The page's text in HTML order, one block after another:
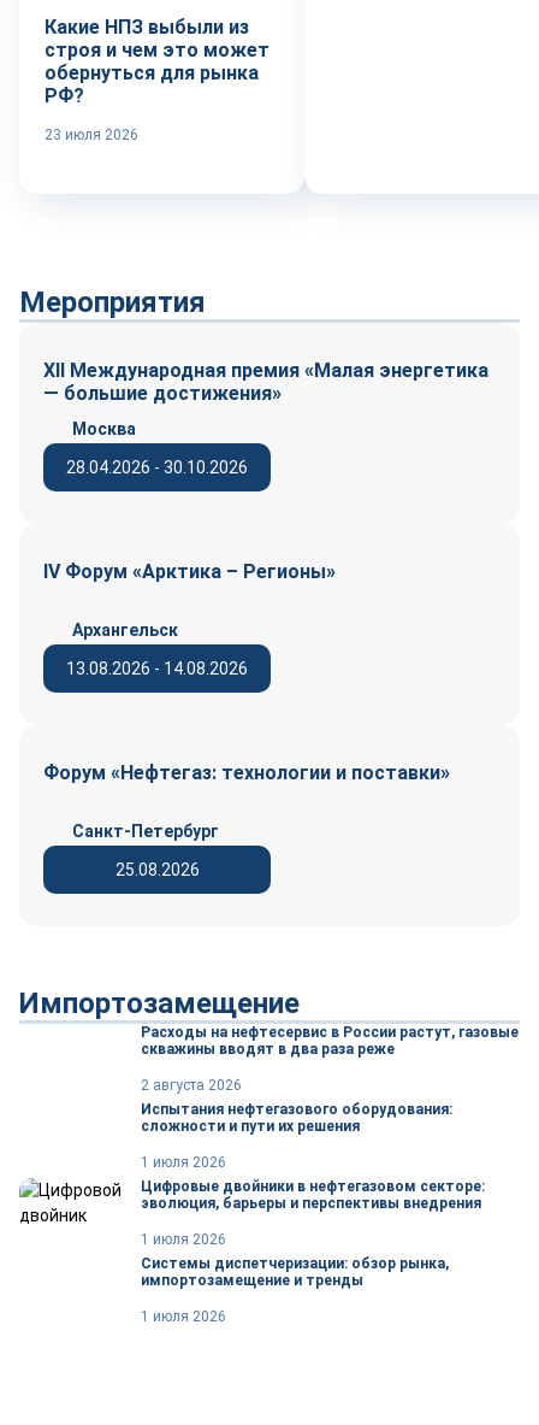
Какие НПЗ выбыли из
строя и чем это может
обернуться для рынка
РФ?
23 июля 2026
Мероприятия
XII Международная премия «Малая энергетика
— большие достижения»
28.04.2026 - 30.10.2026
Москва
IV Форум «Арктика – Регионы»
13.08.2026 - 14.08.2026
Архангельск
Форум «Нефтегаз: технологии и поставки»
25.08.2026
Санкт-Петербург
Импортозамещение
Расходы на нефтесервис в России растут, газовые
скважины вводят в два раза реже
2 августа 2026
Испытания нефтегазового оборудования:
сложности и пути их решения
1 июля 2026
Цифровые двойники в нефтегазовом секторе:
эволюция, барьеры и перспективы внедрения
1 июля 2026
Системы диспетчеризации: обзор рынка,
импортозамещение и тренды
1 июля 2026